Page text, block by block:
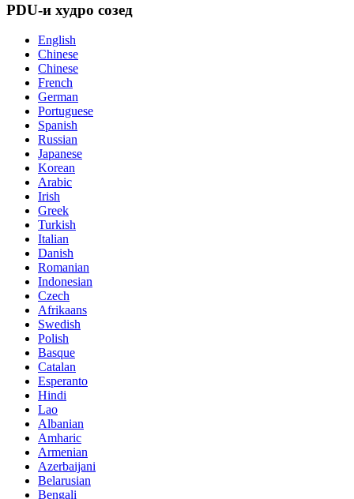
PDU-и худро созед
English
Chinese
Chinese
French
German
Portuguese
Spanish
Russian
Japanese
Korean
Arabic
Irish
Greek
Turkish
Italian
Danish
Romanian
Indonesian
Czech
Afrikaans
Swedish
Polish
Basque
Catalan
Esperanto
Hindi
Lao
Albanian
Amharic
Armenian
Azerbaijani
Belarusian
Bengali